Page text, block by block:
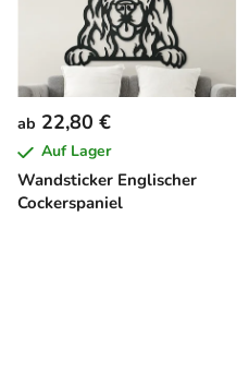
Wandsticker Englischer
Cockerspaniel
ab 22,80 €
Auf Lager